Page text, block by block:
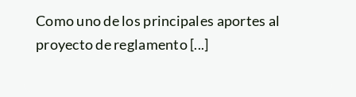
Como uno de los principales aportes al
proyecto de reglamento [...]